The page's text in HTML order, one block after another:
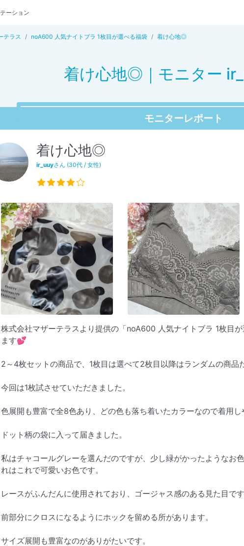
ーション
テラス noA600 人気ナイトブラ 1枚目が選べる福袋 着け心地◎
着け心地◎｜モニター
モニターレポート
着け心地◎
ir_uuyさん (30代 / 女性)
株式会社マザーテラスより提供の「noA600 人気ナイトブラ 1枚目
ます💕
2～4枚セットの商品で、1枚目は選べて2枚目以降はランダムの商品
今回は1枚試させていただきました。
色展開も豊富で全8色あり、どの色も落ち着いたカラーなので着用
ドット柄の袋に入って届きました。
私はチャコールグレーを選んだのですが、少し緑がかったようなお
れはこれで可愛いお色です。
レースがふんだんに使用されており、ゴージャス感のある見た目で
前部分にクロスになるようにホックを留める所があります。
サイズ展開も豊富なのがありがたいです。